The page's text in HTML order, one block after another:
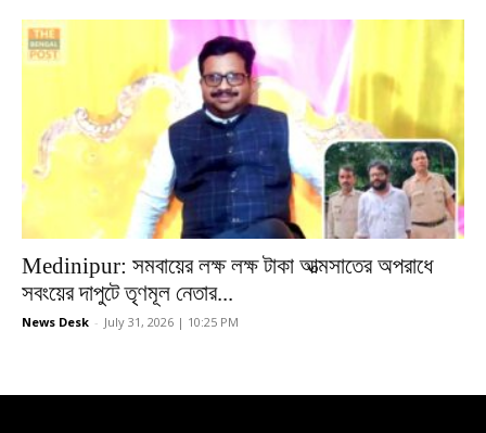
Medinipur: সমবায়ের লক্ষ লক্ষ টাকা আত্মসাতের অপরাধে
সবংয়ের দাপুটে তৃণমূল নেতার...
News Desk - July 31, 2026 | 10:25 PM